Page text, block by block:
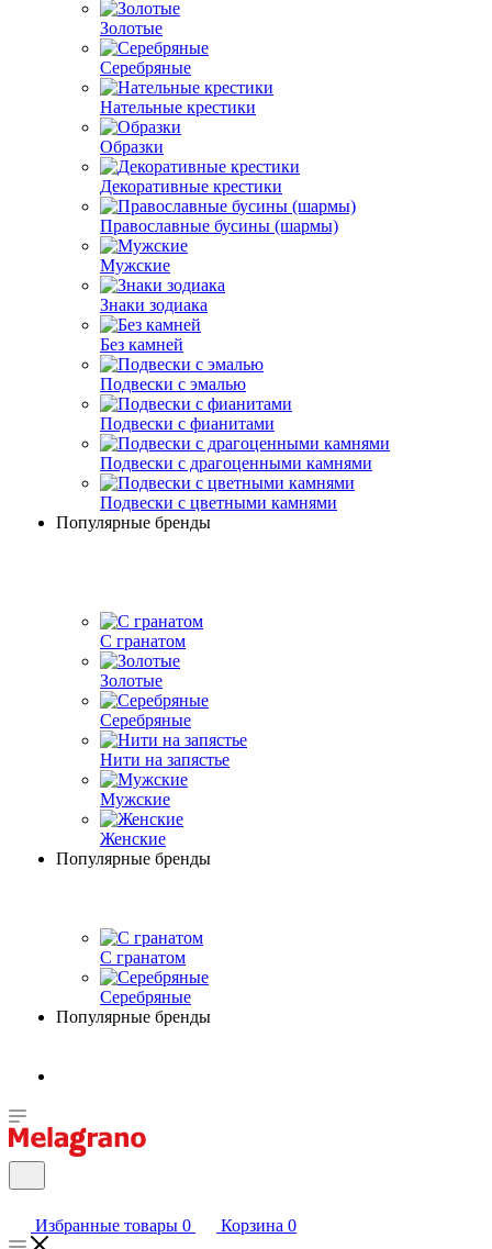
Золотые
Серебряные
Нательные крестики
Образки
Декоративные крестики
Православные бусины (шармы)
Мужские
Знаки зодиака
Без камней
Подвески с эмалью
Подвески с фианитами
Подвески с драгоценными камнями
Подвески с цветными камнями
Популярные бренды
С гранатом
Золотые
Серебряные
Нити на запястье
Мужские
Женские
Популярные бренды
С гранатом
Серебряные
Популярные бренды
Избранные товары 0 Корзина 0